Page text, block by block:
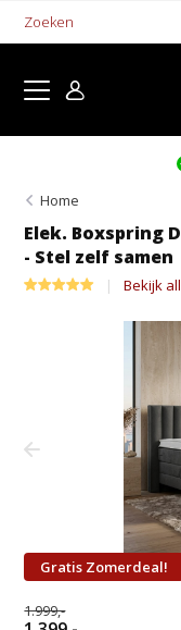
Home
Elek. Boxspring
- Stel zelf samen
Bekijk
Gratis Zomerdeal!
1.999,-